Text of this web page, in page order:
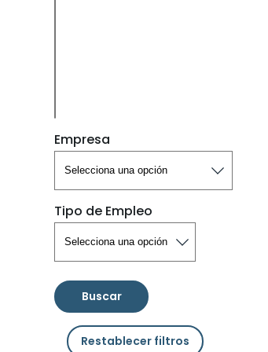
Empresa
Tipo de Empleo
Buscar
Restablecer filtros